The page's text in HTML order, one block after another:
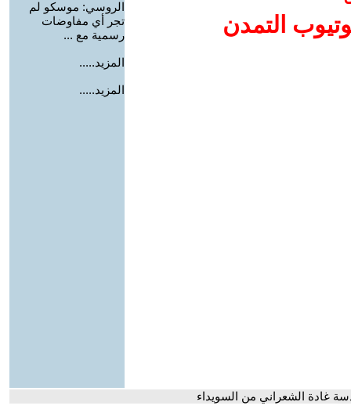
التمدن
الروسي: موسكو لم
تجر أي مفاوضات
رسمية مع ...
المزيد.....
المزيد.....
غادة الشعراني من السويداء